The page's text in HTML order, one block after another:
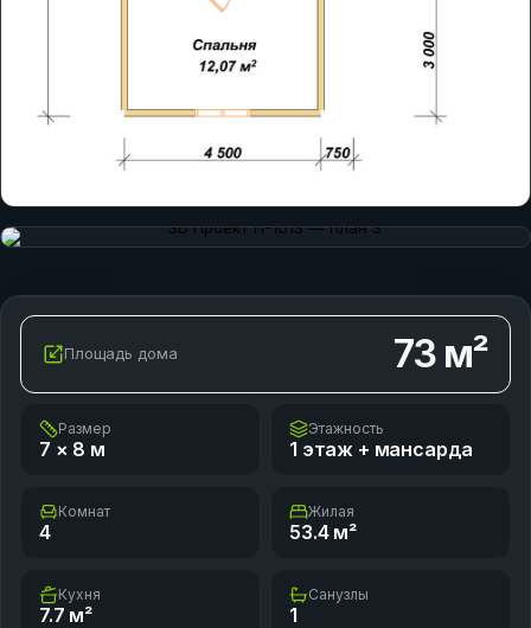
Площадь дома 73м²
Размер
7 × 8 м
Этажность
1 этаж + мансарда
Комнат
4
Жилая
53.4м²
Кухня
7.7 м²
Санузлы
1